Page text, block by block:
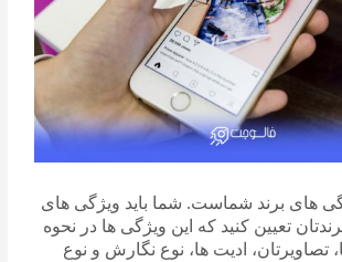
های برند شماست. شما باید ویژگی های
تعیین کنید که این ویژگی ها در نحوه
ادیت ها، نوع نگارش و نوع